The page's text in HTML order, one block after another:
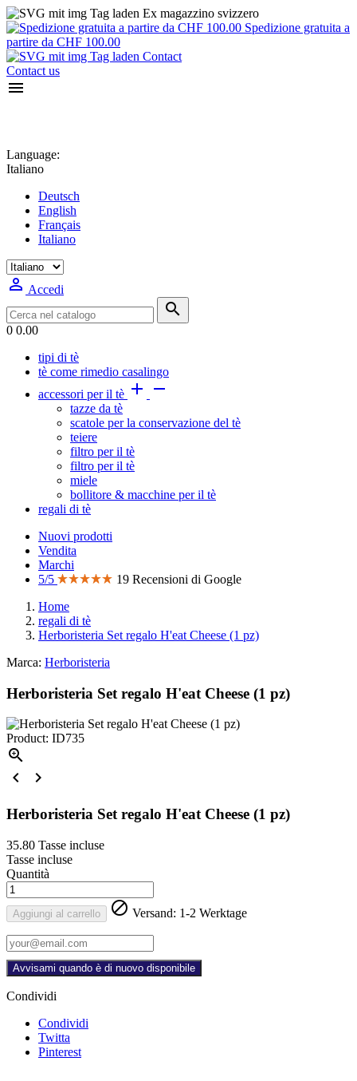
Ex magazzino svizzero
Spedizione gratuita a
partire da CHF 100.00
Contact
Contact us

Language:
Italiano
Deutsch
English
Français
Italiano
 Accedi

0 0.00
tipi di tè
tè come rimedio casalingo
accessori per il tè  
tazze da tè
scatole per la conservazione del tè
teiere
filtro per il tè
filtro per il tè
miele
bollitore & macchine per il tè
regali di tè
Nuovi prodotti
Vendita
Marchi
5/5
19 Recensioni di Google
Home
regali di tè
Herboristeria Set regalo H'eat Cheese (1 pz)
Marca: Herboristeria
Herboristeria Set regalo H'eat Cheese (1 pz)
Product: ID735



Herboristeria Set regalo H'eat Cheese (1 pz)
35.80 Tasse incluse
Tasse incluse
Quantità
Aggiungi al carrello  Versand: 1-2 Werktage
Avvisami quando è di nuovo disponibile
Condividi
Condividi
Twitta
Pinterest